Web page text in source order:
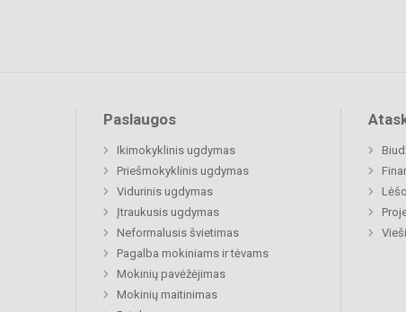
Paslaugos
Ikimokyklinis ugdymas
Priešmokyklinis ugdymas
Vidurinis ugdymas
Įtraukusis ugdymas
Neformalusis švietimas
Pagalba mokiniams ir tėvams
Mokinių pavėžėjimas
Mokinių maitinimas